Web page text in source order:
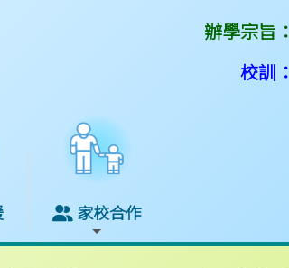
辦學宗旨：
校訓：
家校合作